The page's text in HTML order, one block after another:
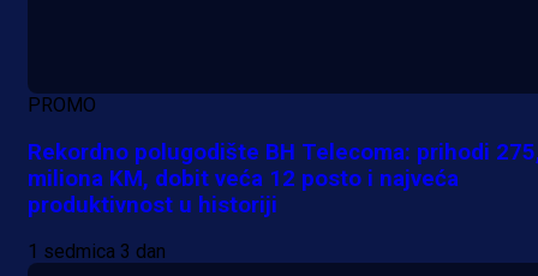
PROMO
Rekordno polugodište BH Telecoma: prihodi
miliona KM, dobit veća 12 posto i najveća
produktivnost u historiji
1 sedmica 3 dan